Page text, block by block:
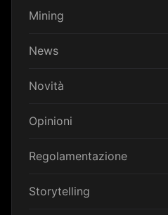
Mining
News
Novità
Opinioni
Regolamentazione
Storytelling